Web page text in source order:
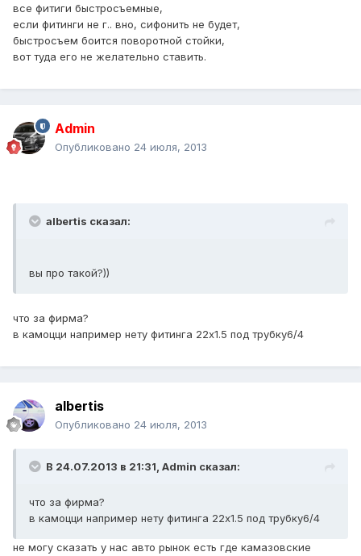
все фитиги быстросъемные,
если фитинги не г.. вно, сифонить не будет,
быстросъем боится поворотной стойки,
вот туда его не желательно ставить.
Admin
Опубликовано 24 июля, 2013
albertis сказал:
вы про такой?))
что за фирма?
в камоцци например нету фитинга 22х1.5 под трубку6/4
albertis
Опубликовано 24 июля, 2013
В 24.07.2013 в 21:31, Admin сказал:
что за фирма?
в камоцци например нету фитинга 22х1.5 под трубку6/4
не могу сказать у нас авто рынок есть где камазовские